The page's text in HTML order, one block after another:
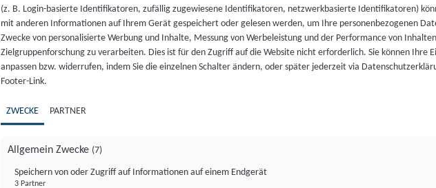
(z. B. Login-basierte Identifikatoren, zufällig zugewiesene Identifikatoren, netzwerkbasierte Identifikatoren)
mit anderen Informationen auf Ihrem Gerät gespeichert oder gelesen werden, um Ihre personenbezogenen
Zwecke von personalisierte Werbung und Inhalte, Messung von Werbeleistung und der Performance von
Zielgruppenforschung zu verarbeiten. Dies ist für den Zugriff auf die Website nicht erforderlich. Sie können Ihre
anpassen bzw. widerrufen, indem Sie die einzelnen Schalter ändern, oder später jederzeit via
Footer-Link.
ZWECKE PARTNER
Allgemein Zwecke (7)
Speichern von oder Zugriff auf Informationen auf einem Endgerät
3 Partner